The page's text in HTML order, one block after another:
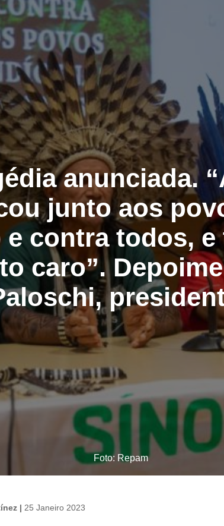
anunciada.
junto aos
contra todos, e
caro”.
Foto: Repam
| 25 Janeiro 2023